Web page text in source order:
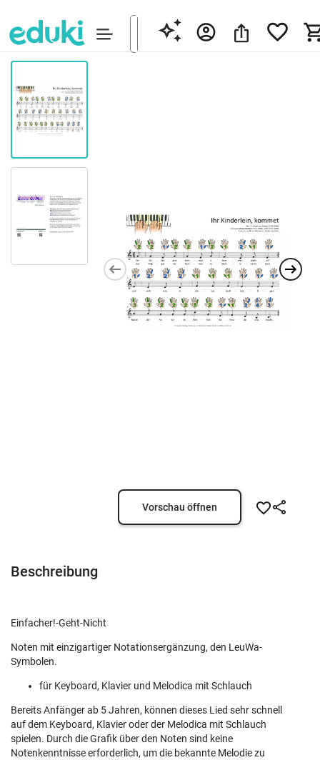
Vorschau öffnen
Beschreibung
Einfacher!-Geht-Nicht
Noten mit einzigartiger Notationsergänzung, den LeuWa-
Symbolen.
für Keyboard, Klavier und Melodica mit Schlauch
Bereits Anfänger ab 5 Jahren, können dieses Lied sehr schnell
auf dem Keyboard, Klavier oder der Melodica mit Schlauch
spielen. Durch die Grafik über den Noten sind keine
Notenkenntnisse erforderlich, um die bekannte Melodie zu